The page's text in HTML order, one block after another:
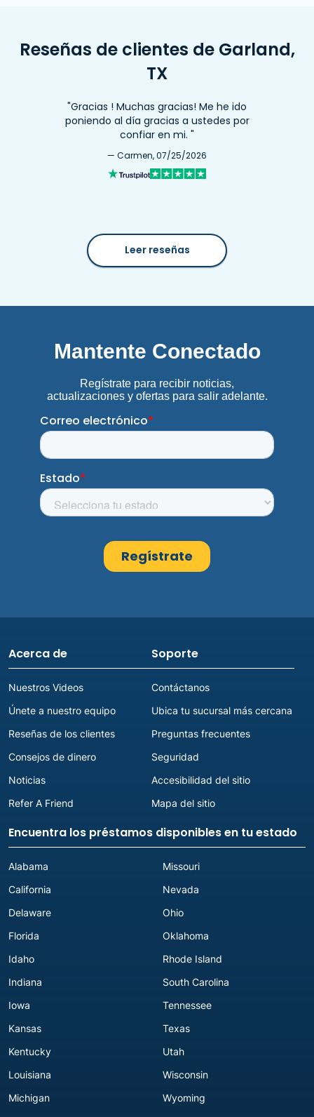
Reseñas de clientes de Garland,
TX
"Gracias ! Muchas gracias! Me he ido
poniendo al día gracias a ustedes por
confiar en mi. "
— Carmen, 07/25/2026
Leer reseñas
Acerca de
Nuestros Videos
Únete a nuestro equipo
Reseñas de los clientes
Consejos de dinero
Noticias
Refer A Friend
Soporte
Contáctanos
Ubica tu sucursal más cercana
Preguntas frecuentes
Seguridad
Accesibilidad del sitio
Mapa del sitio
Encuentra los préstamos disponibles en tu estado
Alabama
California
Delaware
Florida
Idaho
Indiana
Iowa
Kansas
Kentucky
Louisiana
Michigan
Missouri
Nevada
Ohio
Oklahoma
Rhode Island
South Carolina
Tennessee
Texas
Utah
Wisconsin
Wyoming